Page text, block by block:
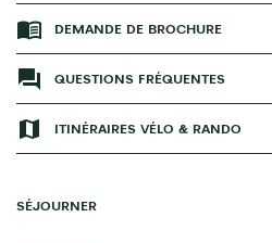
DEMANDE DE BROCHURE
QUESTIONS FRÉQUENTES
ITINÉRAIRES VÉLO & RANDO
SÉJOURNER